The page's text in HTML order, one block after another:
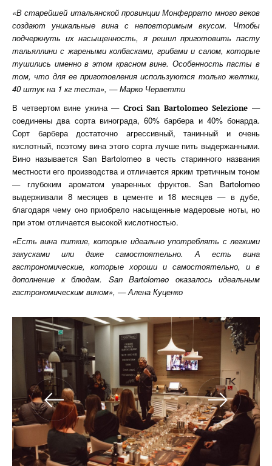
«В старейшей итальянской провинции Монферрато много веков
создают уникальные вина с неповторимым вкусом. Чтобы
подчеркнуть их насыщенность, я решил приготовить пасту
тальяллини с жареными колбасками, грибами и салом, которые
тушились именно в этом красном вине. Особенность пасты в
том, что для ее приготовления используются только желтки,
40 штук на 1 кг теста», — Марко Черветти
В четвертом вине ужина — CrociSan BartolomeoSelezione —
соединены два сорта винограда, 60% барбера и 40% бонарда.
Сорт барбера достаточно агрессивный, танинный и очень
кислотный, поэтому вина этого сорта лучше пить выдержанными.
Вино называется San Bartolomeo в честь старинного названия
местности его производства и отличается ярким третичным тоном
— глубоким ароматом уваренных фруктов. San Bartolomeo
выдерживали 8 месяцев в цементе и 18 месяцев — в дубе,
благодаря чему оно приобрело насыщенные мадеровые ноты, но
при этом отличается высокой кислотностью.
«Есть вина питкие, которые идеально употреблять с легкими
закусками или даже самостоятельно. А есть вина
гастрономические, которые хороши и самостоятельно, и в
дополнение к блюдам. San Bartolomeo оказалось идеальным
гастрономическим вином», — Алена Куценко